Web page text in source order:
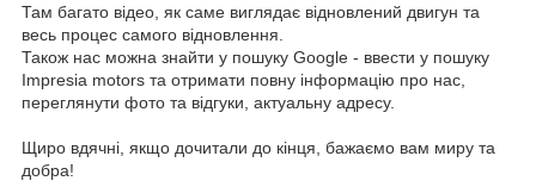
Там багато відео, як саме виглядає відновлений двигун та
весь процес самого відновлення.
Також нас можна знайти у пошуку Google - ввести у пошуку
Impresia motors та отримати повну інформацію про нас,
переглянути фото та відгуки, актуальну адресу.
Щиро вдячні, якщо дочитали до кінця, бажаємо вам миру та
добра!